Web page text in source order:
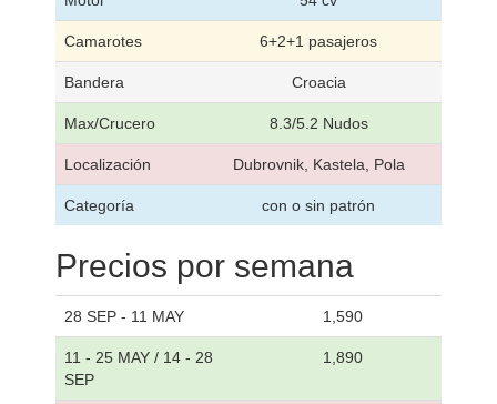
Camarotes 6+2+1 pasajeros
Bandera Croacia
Max/Crucero 8.3/5.2 Nudos
Localización Dubrovnik, Kastela, Pola
Categoría con o sin patrón
Precios por semana
28 SEP - 11 MAY 1,590
11 - 25 MAY / 14 - 28
SEP
1,890